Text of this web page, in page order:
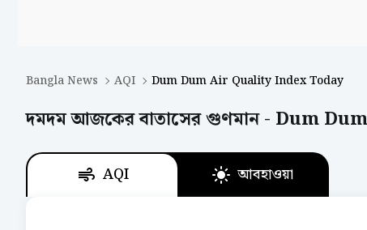
Bangla News AQI Dum Dum Air Quality Index Today
দমদম আজকের বাতাসের গুণমান - Dum
AQI আবহাওয়া